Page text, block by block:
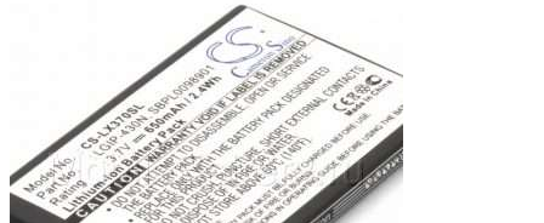
484.00₽.